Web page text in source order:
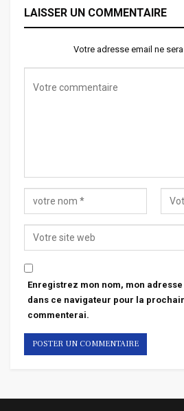
LAISSER UN COMMENTAIRE
Votre adresse email ne
Enregistrez mon nom, mon
dans ce navigateur pour la
commenterai.